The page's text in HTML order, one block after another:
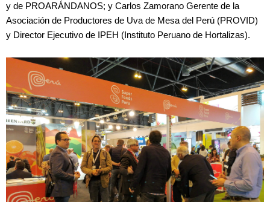
y de PROARÁNDANOS; y Carlos Zamorano Gerente de la
Asociación de Productores de Uva de Mesa del Perú (PROVID)
y Director Ejecutivo de IPEH (Instituto Peruano de Hortalizas).